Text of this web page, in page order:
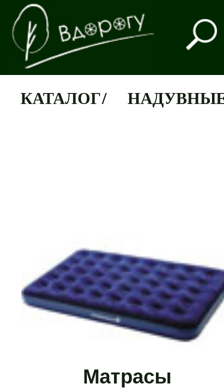
КАТАЛОГ/ НАДУВНЫЕ
Матрасы